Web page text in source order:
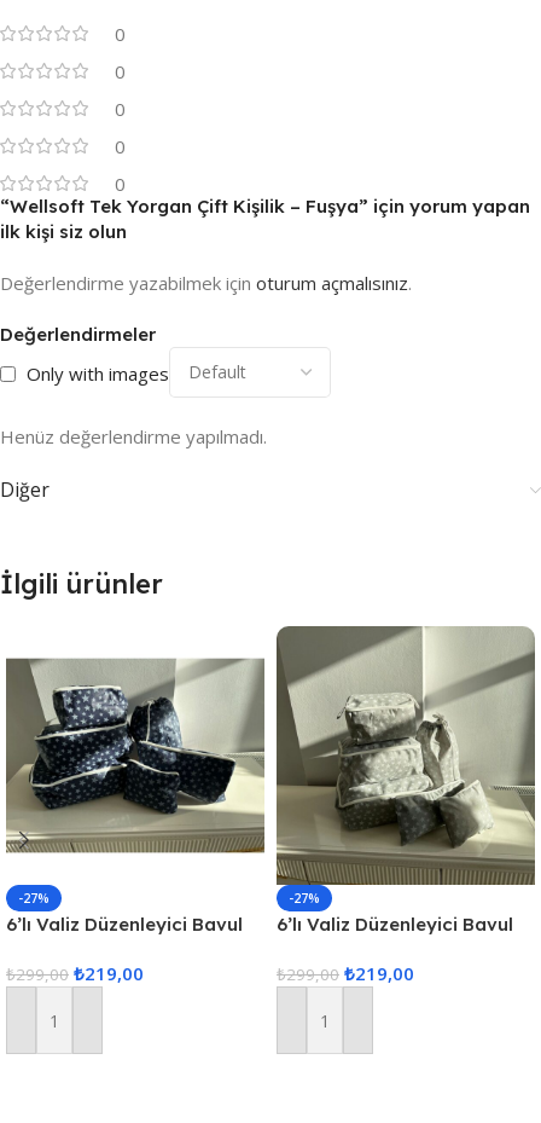
0
0
0
0
0
Değerlendirmeler
Only with images
Henüz değerlendirme yapılmadı.
“Wellsoft Tek Yorgan Çift Kişilik – Fuşya” için yorum yapan
ilk kişi siz olun
Değerlendirme yazabilmek için oturum açmalısınız.
Diğer
İlgili ürünler
-27%
6’lı Valiz Düzenleyici Bavul
Hurcu
₺299,00 ₺219,00
Sepete Ekle
-27%
6’lı Valiz Düzenleyici Bavul
Hurcu
₺299,00 ₺219,00
Sepete Ekle